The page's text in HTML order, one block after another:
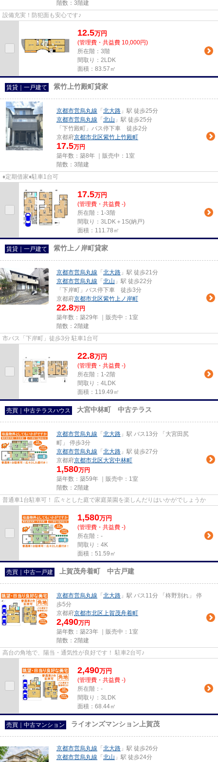
階数：3階建
設備充実！防犯面も安心です♪
12.5万円
(管理費・共益費 10,000円)
所在階：3階
間取り：2LDK
面積：83.57㎡
賃貸｜一戸建て 紫竹上竹殿町貸家
京都市営烏丸線 「 北大路 」駅 徒歩25分
京都市営烏丸線 「 北山 」駅 徒歩25分
「下竹殿町」バス停下車 徒歩2分
京都府京都市北区紫竹上竹殿町
17.5万円
築年数：築8年 ｜販売中： 1室
階数：3階建
♦定期借家♦駐車1台可
17.5万円
(管理費・共益費 -)
所在階：1-3階
間取り：3LDK＋1S(納戸)
面積：111.78㎡
賃貸｜一戸建て 紫竹上ノ岸町貸家
京都市営烏丸線 「 北大路 」駅 徒歩21分
京都市営烏丸線 「 北山 」駅 徒歩22分
「下岸町」バス停下車 徒歩3分
京都府京都市北区紫竹上ノ岸町
22.8万円
築年数：築29年 ｜販売中： 1室
階数：2階建
市バス「下岸町」徒歩3分 駐車1台可
22.8万円
(管理費・共益費 -)
所在階：1-2階
間取り：4LDK
面積：119.49㎡
売買｜中古テラスハウス 大宮中林町 中古テラス
京都市営烏丸線 「 北大路 」駅 バス13分 「大宮田尻
町」 停歩3分
京都市営烏丸線 「 北大路 」駅 徒歩27分
京都府京都市北区大宮中林町
1,580万円
築年数：築59年 ｜販売中： 1室
階数：2階建
普通車1台駐車可！ 広々とした庭で家庭菜園を楽しんだりはいかがでしょうか
1,580万円
(管理費・共益費 -)
所在階：-
間取り：4K
面積：51.59㎡
売買｜中古一戸建 上賀茂舟着町 中古戸建
京都市営烏丸線 「 北大路 」駅 バス11分 「柊野別れ」 停
歩5分
京都府京都市北区上賀茂舟着町
2,490万円
築年数：築23年 ｜販売中： 1室
階数：2階建
高台の角地で、陽当・通気性が良好です！ 駐車2台可♪
2,490万円
(管理費・共益費 -)
所在階：-
間取り：3LDK
面積：68.44㎡
売買｜中古マンション ライオンズマンション上賀茂
京都市営烏丸線 「 北大路 」駅 徒歩26分
京都市営烏丸線 「 北山 」駅 徒歩24分